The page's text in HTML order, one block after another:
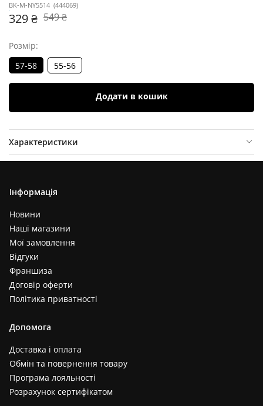
BK-M-NY5514 (444069)
329 ₴ 549 ₴
Розмір:
57-58
55-56
Додати в кошик
Характеристики
Відгуки (0)
Інформація
Новини
Наші магазини
Мої замовлення
Відгуки
Франшиза
Договір оферти
Політика приватності
Допомога
Доставка і оплата
Обмін та повернення товару
Програма лояльності
Розрахунок сертифікатом